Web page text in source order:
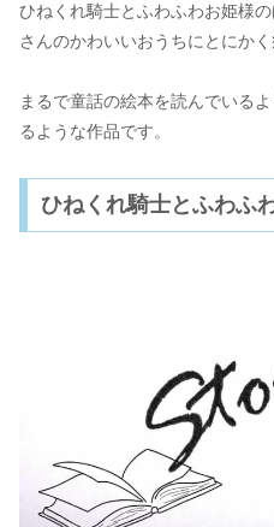
ひねくれ騎士とふわふわお姫様
さんのかわいいおうちにとにかく
まるで童話の絵本を読んでいる
るような作品です。
ひねくれ騎士とふわふ